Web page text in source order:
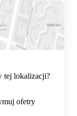
tej lokalizacji?
ofetry